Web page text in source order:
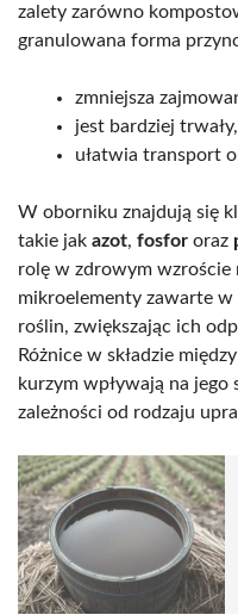
zalety zarówno
granulowana forma
zmniejsza
jest bardziej trwały,
ułatwia transport
W oborniku znajdują się
takie jak azot, fosfor oraz
rolę w zdrowym
mikroelementy zawarte
roślin, zwiększając ich
Różnice w składzie
kurzym wpływają na jego
zależności od rodzaju